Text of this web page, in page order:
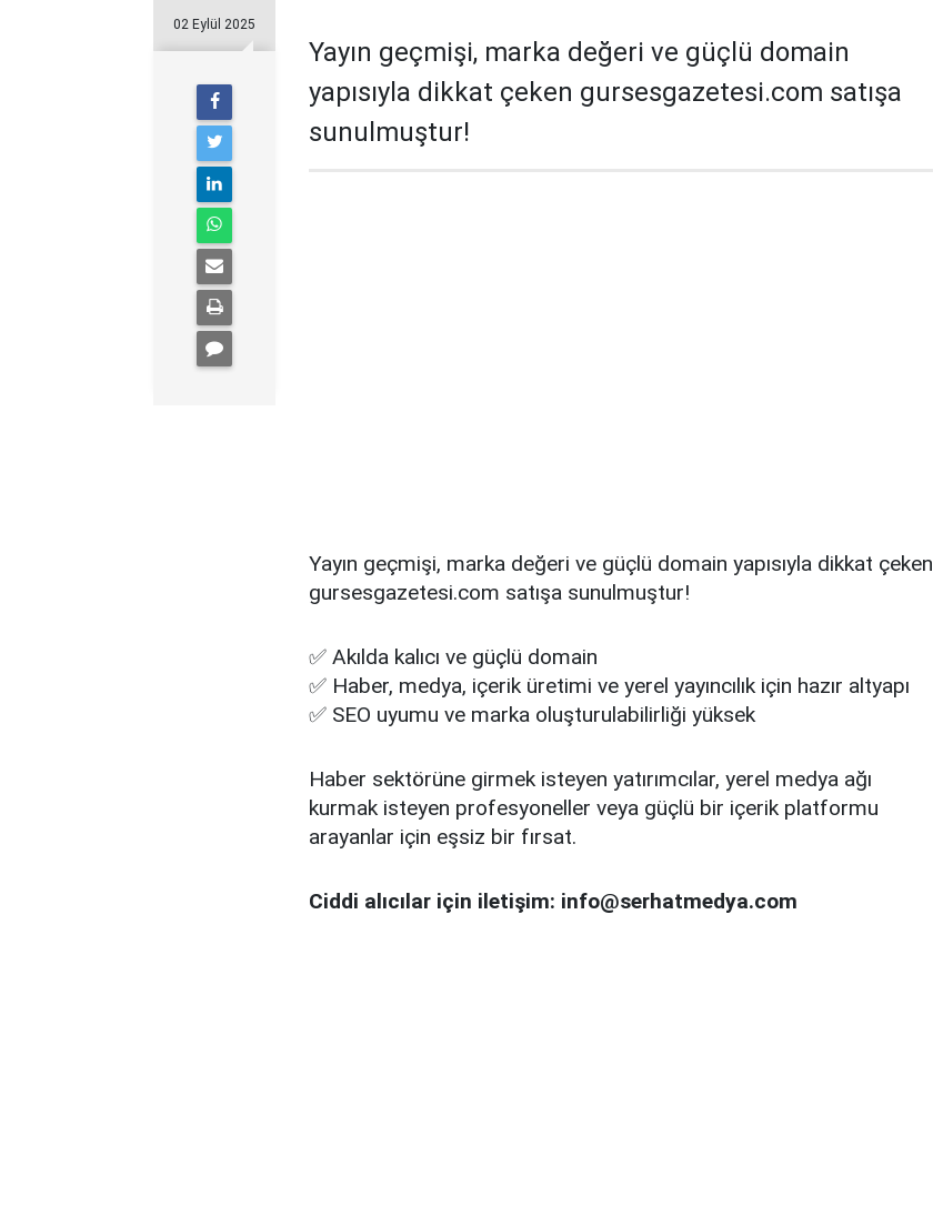
02 Eylül 2025
Yayın geçmişi, marka değeri ve güçlü domain
yapısıyla dikkat çeken gursesgazetesi.com satışa
sunulmuştur!
Yayın geçmişi, marka değeri ve güçlü domain yapısıyla dikkat çeken
gursesgazetesi.com satışa sunulmuştur!
✅ Akılda kalıcı ve güçlü domain
✅ Haber, medya, içerik üretimi ve yerel yayıncılık için hazır altyapı
✅ SEO uyumu ve marka oluşturulabilirliği yüksek
Haber sektörüne girmek isteyen yatırımcılar, yerel medya ağı
kurmak isteyen profesyoneller veya güçlü bir içerik platformu
arayanlar için eşsiz bir fırsat.
Ciddi alıcılar için iletişim: info@serhatmedya.com